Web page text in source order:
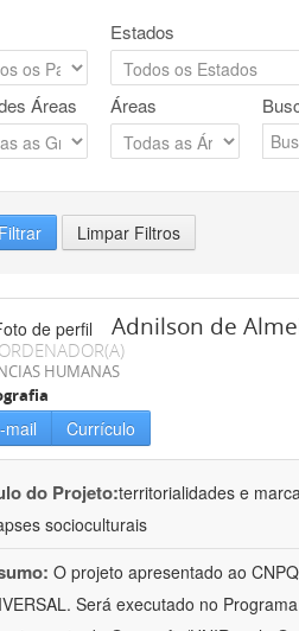
Estados
Áreas Áreas
Filtrar Limpar Filtros
Adnilson de
HUMANAS
mail Currículo
do Projeto:territorialidades e
socioculturais
O projeto apresentado ao
Será executado no